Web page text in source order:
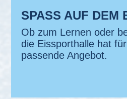
SPASS AUF DEM
Ob zum Lernen oder
die Eissporthalle hat
passende Angebot.